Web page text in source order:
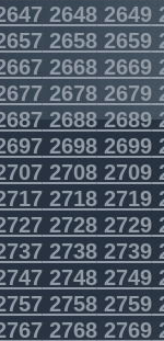
26482649
26582659
26682669
26782679
26882689
26982699
27082709
27182719
27282729
27382739
27482749
27582759
27682769